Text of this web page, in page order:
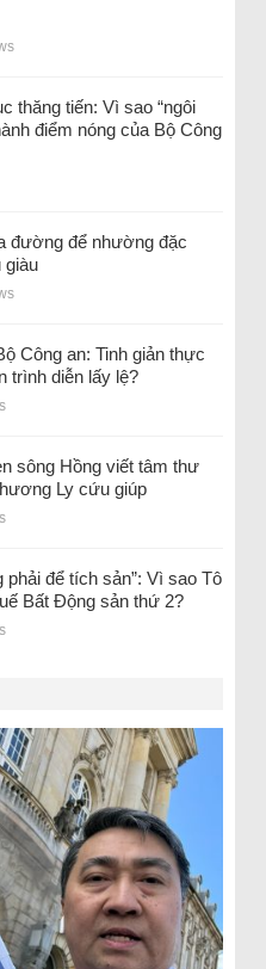
thăng tiến: Vì sao “ngôi
điểm nóng của Bộ Công
đường để nhường đặc
giàu
Công an: Tinh giản thực
trình diễn lấy lệ?
sông Hồng viết tâm thư
Ly cứu giúp
phải để tích sản”: Vì sao Tô
Bất Động sản thứ 2?